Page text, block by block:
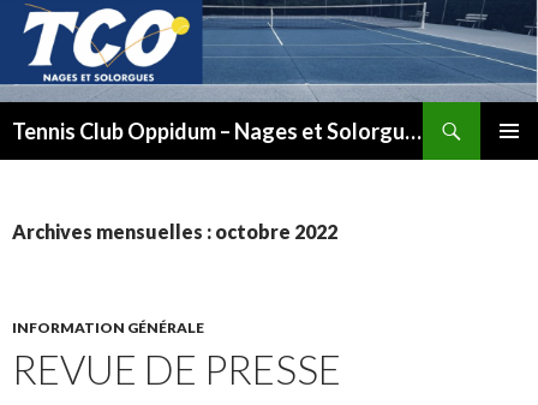
Tennis Club Oppidum – Nages et Solorgues
Archives mensuelles : octobre 2022
INFORMATION GÉNÉRALE
REVUE DE PRESSE